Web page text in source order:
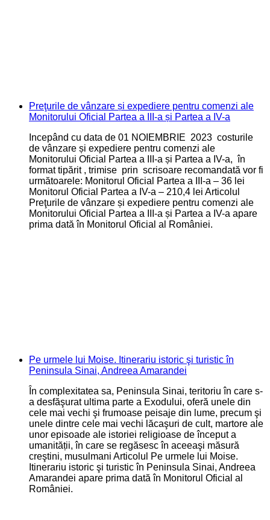
Preţurile de vânzare și expediere pentru comenzi ale
Monitorului Oficial Partea a III-a și Partea a IV-a
Incepând cu data de 01 NOIEMBRIE 2023 costurile
de vânzare și expediere pentru comenzi ale
Monitorului Oficial Partea a III-a și Partea a IV-a, în
format tipărit , trimise prin scrisoare recomandată vor fi
următoarele: Monitorul Oficial Partea a III-a – 36 lei
Monitorul Oficial Partea a IV-a – 210,4 lei Articolul
Preţurile de vânzare și expediere pentru comenzi ale
Monitorului Oficial Partea a III-a și Partea a IV-a apare
prima dată în Monitorul Oficial al României.
Pe urmele lui Moise. Itinerariu istoric şi turistic în
Peninsula Sinai, Andreea Amarandei
În complexitatea sa, Peninsula Sinai, teritoriu în care s-
a desfăşurat ultima parte a Exodului, oferă unele din
cele mai vechi şi frumoase peisaje din lume, precum şi
unele dintre cele mai vechi lăcaşuri de cult, martore ale
unor episoade ale istoriei religioase de început a
umanității, în care se regăsesc în aceeaşi măsură
creştini, musulmani Articolul Pe urmele lui Moise.
Itinerariu istoric şi turistic în Peninsula Sinai, Andreea
Amarandei apare prima dată în Monitorul Oficial al
României.